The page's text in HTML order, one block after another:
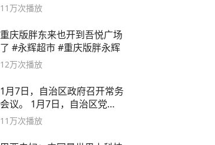
11万次播放
重庆版胖东来也开到吾悦广场
了 #永辉超市 #重庆版胖永辉
12万次播放
1月7日，自治区政府召开常务
会议。 1月7日，自治区党委
副书记
11万次播放